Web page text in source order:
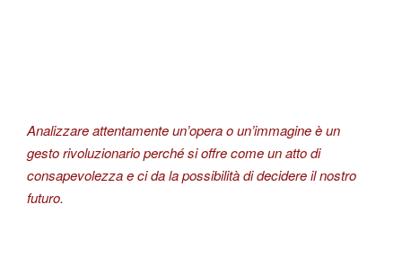
Analizzare attentamente un’opera o un’immagine è un
gesto rivoluzionario perché si offre come un atto di
consapevolezza e ci da la possibilità di decidere il nostro
futuro.